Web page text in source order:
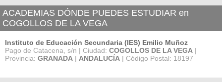
ACADEMIAS DÓNDE PUEDES ESTUDIAR en
COGOLLOS DE LA VEGA
Instituto de Educación Secundaria (IES) Emilio Muñoz
Pago de Catacena, s/n | Ciudad: COGOLLOS DE LA VEGA |
Provincia: GRANADA | ANDALUCÍA | Código Postal: 18197